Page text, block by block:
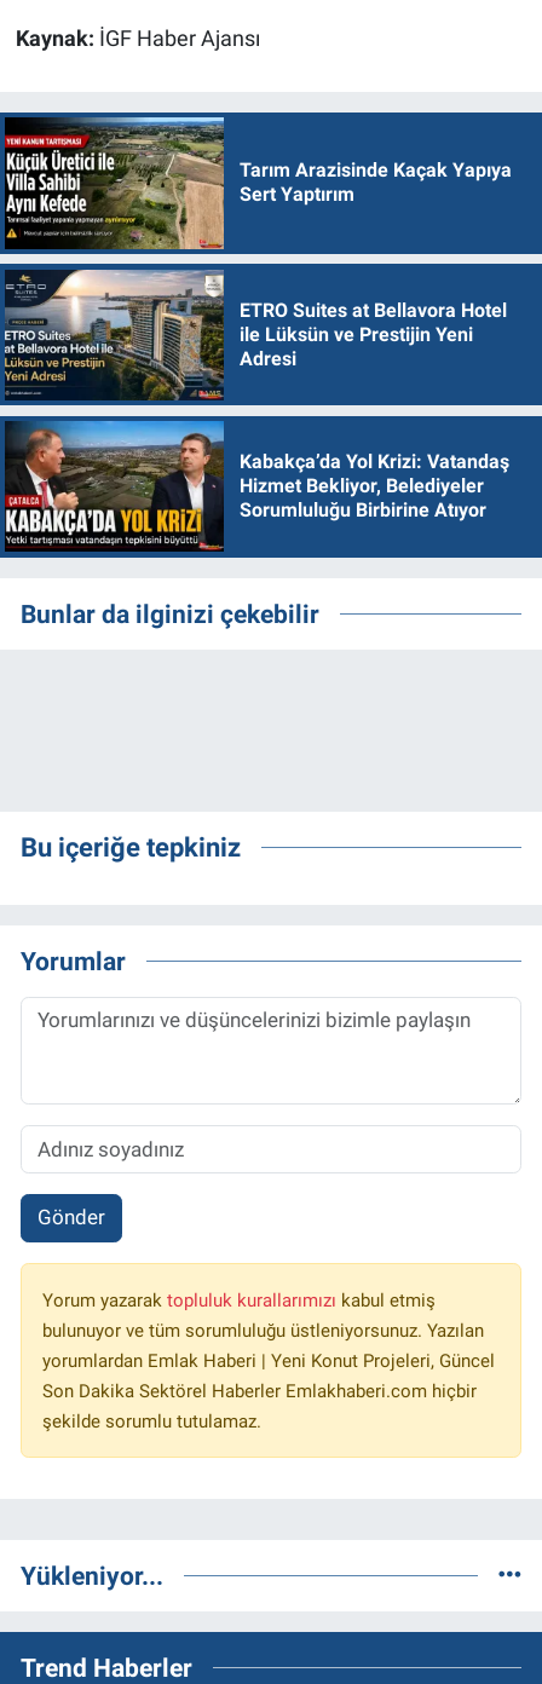
Kaynak: İGF Haber Ajansı
Tarım Arazisinde Kaçak Yapıya
Sert Yaptırım
ETRO Suites at Bellavora Hotel
ile Lüksün ve Prestijin Yeni
Adresi
Kabakça’da Yol Krizi: Vatandaş
Hizmet Bekliyor, Belediyeler
Sorumluluğu Birbirine Atıyor
Bunlar da ilginizi çekebilir
Bu içeriğe tepkiniz
Yorumlar
Gönder
Yorum yazarak topluluk kurallarımızı kabul etmiş
bulunuyor ve tüm sorumluluğu üstleniyorsunuz. Yazılan
yorumlardan Emlak Haberi | Yeni Konut Projeleri, Güncel
Son Dakika Sektörel Haberler Emlakhaberi.com hiçbir
şekilde sorumlu tutulamaz.
Yükleniyor...
Trend Haberler